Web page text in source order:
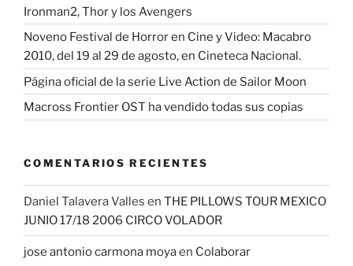
Ironman2, Thor y los Avengers
Noveno Festival de Horror en Cine y Video: Macabro
2010, del 19 al 29 de agosto, en Cineteca Nacional.
Página oficial de la serie Live Action de Sailor Moon
Macross Frontier OST ha vendido todas sus copias
COMENTARIOS RECIENTES
Daniel Talavera Valles en THE PILLOWS TOUR MEXICO
JUNIO 17/18 2006 CIRCO VOLADOR
jose antonio carmona moyaen Colaborar